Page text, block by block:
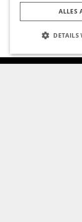
ALLES
DETAILS